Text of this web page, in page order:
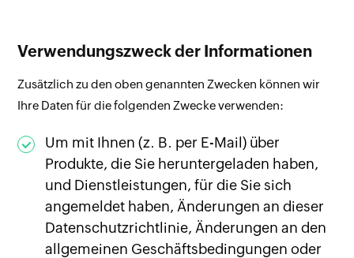
Verwendungszweck der Informationen
Zusätzlich zu den oben genannten Zwecken können wir
Ihre Daten für die folgenden Zwecke verwenden:
Um mit Ihnen (z. B. per E-Mail) über
Produkte, die Sie heruntergeladen haben,
und Dienstleistungen, für die Sie sich
angemeldet haben, Änderungen an dieser
Datenschutzrichtlinie, Änderungen an den
allgemeinen Geschäftsbedingungen oder